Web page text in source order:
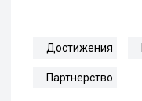
Достижения
Партнерство